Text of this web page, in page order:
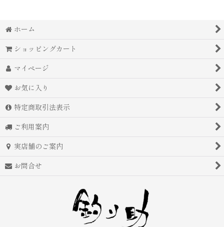
ホーム
ショッピングカート
マイページ
お気に入り
特定商取引法表示
ご利用案内
実店舗のご案内
お問合せ